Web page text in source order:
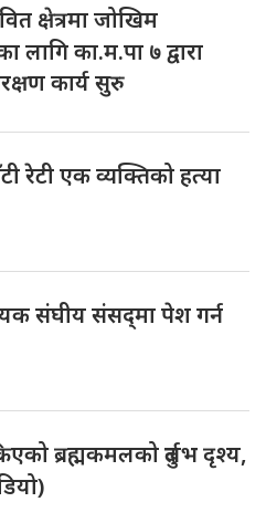
क्षेत्रमा जोखिम
लागि का.म.पा ७ द्वारा
कार्य सुरु
रेटी एक व्यक्तिको हत्या
संघीय संसद्‌मा पेश गर्न
ब्रह्मकमलको दुर्लभ दृश्य,